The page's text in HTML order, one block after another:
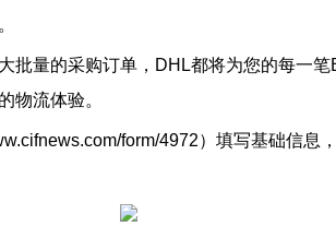
批量的采购订单，DHL都将为您的每一
物流体验。
form/4972） 填写基础信息